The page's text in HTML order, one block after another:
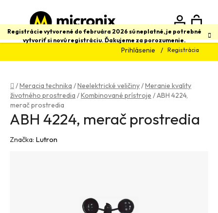
obsah
Registrácie vytvorené do februára 2026 sú neplatné, je potrebné
vytvoriť si novú registráciu. Ďakujeme za porozumenie.
Prihlásenie Registrácia
Hľadať
Domov
/Meracia technika /Neelektrické veličiny/Meranie kvality
životného prostredia /Kombinované prístroje /ABH 4224,
merač prostredia
ABH 4224, merač prostredia
Značka: Lutron